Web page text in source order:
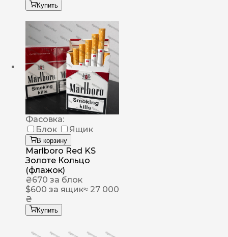
Купить
Фасовка:
Блок
Ящик
В корзину
Marlboro Red KS
Золоте Кольцо
(флажок)
₴670 за блок
$600 за ящик≈ 27 000
₴
Купить